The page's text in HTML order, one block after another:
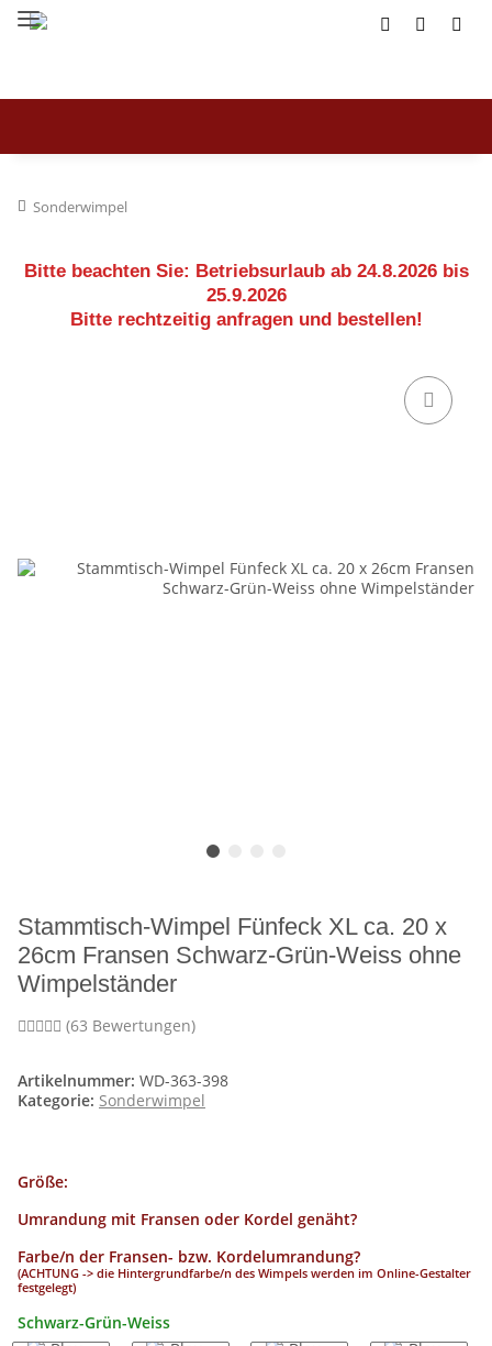
Sonderwimpel
Bitte beachten Sie: Betriebsurlaub ab 24.8.2026 bis
25.9.2026
Bitte rechtzeitig anfragen und bestellen!
Stammtisch-Wimpel Fünfeck XL ca. 20 x
26cm Fransen Schwarz-Grün-Weiss ohne
Wimpelständer
(63 Bewertungen)
Artikelnummer: WD-363-398
Kategorie: Sonderwimpel
Größe:
Umrandung mit Fransen oder Kordel genäht?
Farbe/n der Fransen- bzw. Kordelumrandung?
(ACHTUNG -> die Hintergrundfarbe/n des Wimpels werden im Online-Gestalter
festgelegt)
Schwarz-Grün-Weiss